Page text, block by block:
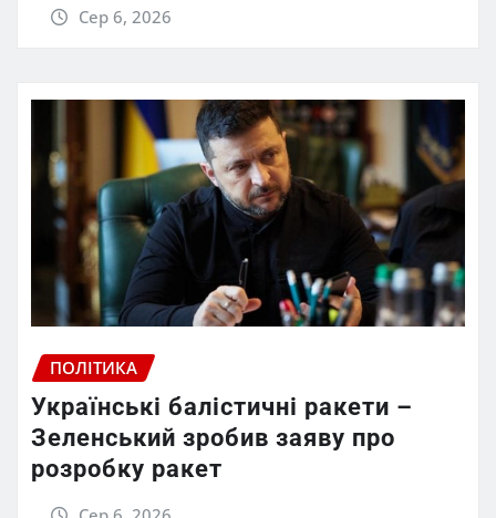
Сер 6, 2026
ПОЛІТИКА
Українські балістичні ракети –
Зеленський зробив заяву про
розробку ракет